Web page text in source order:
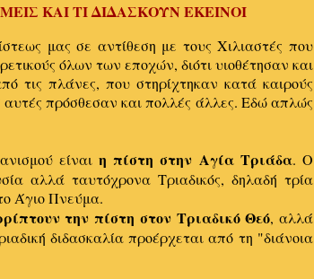
ΚΑΙ ΤΙ ΔΙΔΑΣΚΟΥΝ ΕΚΕΙΝΟΙ
μας σε αντίθεση με τους Χιλιαστές που
όλων των εποχών, διότι υιοθέτησαν και
τις πλάνες, που στηρίχτηκαν κατά καιρούς
αυτές πρόσθεσαν και πολλές άλλες. Εδώ απλώς
είναιη πίστη στην Αγία Τριάδα. Ο
αλλά ταυτόχρονα Τριαδικός, δηλαδή τρία
Άγιο Πνεύμα.
την πίστη στον Τριαδικό Θεό, αλλά
διδασκαλία προέρχεται από τη "διάνοια